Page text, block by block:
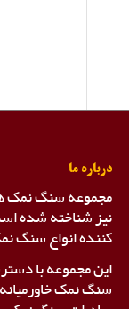
درباره ما
مجموعه سنگ نمک
نیز شناخته شده
کننده انواع سنگ
این مجموعه با
سنگ نمک خاورمیانه